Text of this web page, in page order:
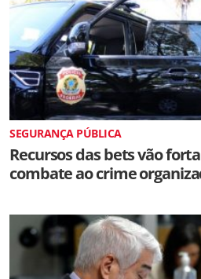
SEGURANÇA PÚBLICA
Recursos das bets vão
combate ao crime